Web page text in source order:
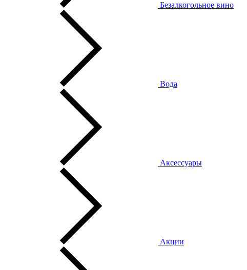
Безалкогольное вино
Вода
Аксессуары
Акции